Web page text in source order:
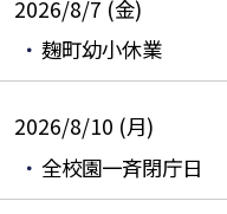
2026/8/7 (金)
麹町幼小休業
2026/8/10 (月)
全校園一斉閉庁日